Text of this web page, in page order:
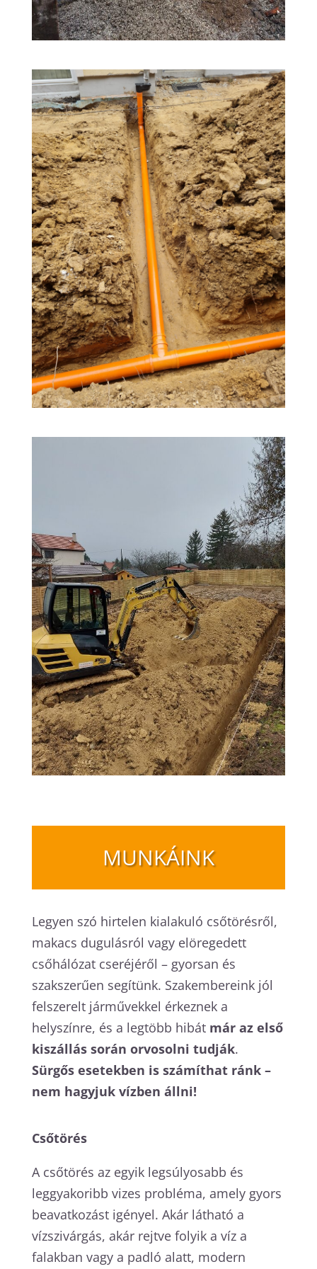
MUNKÁINK
Legyen szó hirtelen kialakuló csőtörésről,
makacs dugulásról vagy elöregedett
csőhálózat cseréjéről – gyorsan és
szakszerűen segítünk. Szakembereink jól
felszerelt járművekkel érkeznek a
helyszínre, és a legtöbb hibát már az első
kiszállás során orvosolni tudják.
Sürgős esetekben is számíthat ránk –
nem hagyjuk vízben állni!
Csőtörés
A csőtörés az egyik legsúlyosabb és
leggyakoribb vizes probléma, amely gyors
beavatkozást igényel. Akár látható a
vízszivárgás, akár rejtve folyik a víz a
falakban vagy a padló alatt, modern